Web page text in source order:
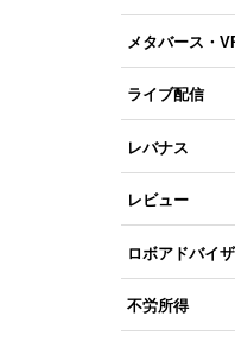
メタバース・
ライブ配信
レバナス
レビュー
ロボアドバイ
不労所得